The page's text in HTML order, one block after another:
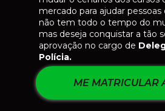
no artigo científico "O
ensaio das possíveis razões"
comentários aos Impostos
obra "Comentários ao Código
Nacional. É membro efetivo
Paranaense de Direito
destaque na área acadêmica
científicos publicados em
mercado para ajudar
não tem todo o tempo do
mas deseja conquistar a tão
aprovação no cargo de
Polícia.
ME MATRICULAR